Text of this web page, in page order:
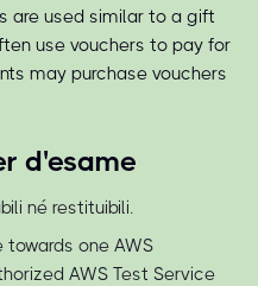
are used similar to a gift
use vouchers to pay for
may purchase vouchers
d'esame
né restituibili.
one AWS
AWS Test Service